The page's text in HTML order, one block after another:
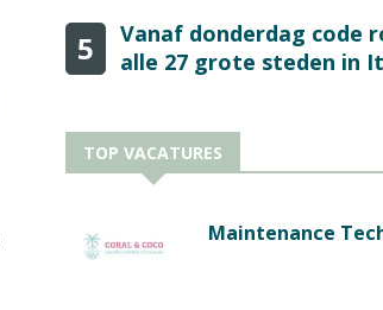
5
Vanaf donderdag code
alle 27 grote steden in
TOP VACATURES
Maintenance